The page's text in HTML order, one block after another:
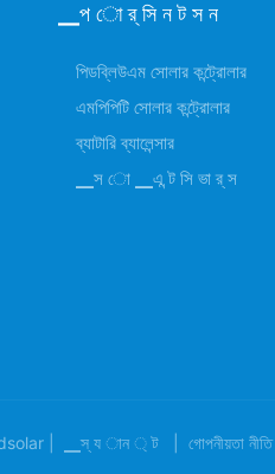
▁প ো র্ সি ন ট স ন
পিডব্লিউএম সোলার কন্ট্রোলার
এমপিপিটি সোলার কন্ট্রোলার
ব্যাটারি ব্যালেন্সার
▁স ো ▁এ ন্ট সি ভা র্ স
| ▁স্ য ান ্ ট গোপনীয়তা নীতি